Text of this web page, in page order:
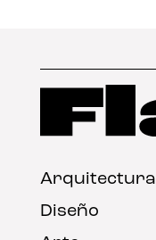
Arquitectura
Diseño